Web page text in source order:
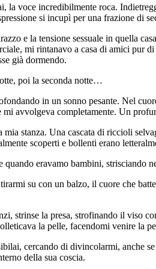
la voce incredibilmente roca.
si incupì per una frazione di
e la tensione sessuale in quella
mi rintanavo a casa di amici pur
già dormendo.
poi la seconda notte…
in un sonno pesante. Nel
mi avvolgeva completamente. Un
stanza. Una cascata di riccioli
scoperti e bollenti erano
quando eravamo bambini,
su con un balzo, il cuore che
strinse la presa, strofinando il viso
la pelle, facendomi venire la
cercando di divincolarmi, anche
della sua coscia.